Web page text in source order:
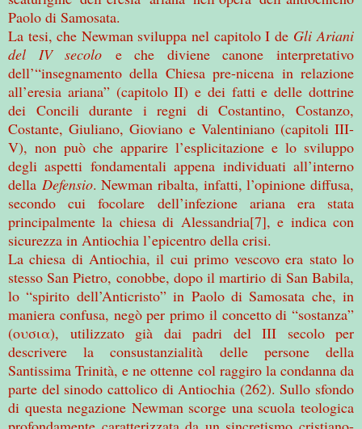
Paolo di Samosata.
La tesi, che Newman sviluppa nel capitolo I de Gli Ariani
del IV secolo e che diviene canone interpretativo
dell’“insegnamento della Chiesa pre-nicena in relazione
all’eresia ariana” (capitolo II) e dei fatti e delle dottrine
dei Concili durante i regni di Costantino, Costanzo,
Costante, Giuliano, Gioviano e Valentiniano (capitoli III-
V), non può che apparire l’esplicitazione e lo sviluppo
degli aspetti fondamentali appena individuati all’interno
della Defensio. Newman ribalta, infatti, l’opinione diffusa,
secondo cui focolare dell’infezione ariana era stata
principalmente la chiesa di Alessandria[7], e indica con
sicurezza in Antiochia l’epicentro della crisi.
La chiesa di Antiochia, il cui primo vescovo era stato lo
stesso San Pietro, conobbe, dopo il martirio di San Babila,
lo “spirito dell’Anticristo” in Paolo di Samosata che, in
maniera confusa, negò per primo il concetto di “sostanza”
(ουσια), utilizzato già dai padri del III secolo per
descrivere la consustanzialità delle persone della
Santissima Trinità, e ne ottenne col raggiro la condanna da
parte del sinodo cattolico di Antiochia (262). Sullo sfondo
di questa negazione Newman scorge una scuola teologica